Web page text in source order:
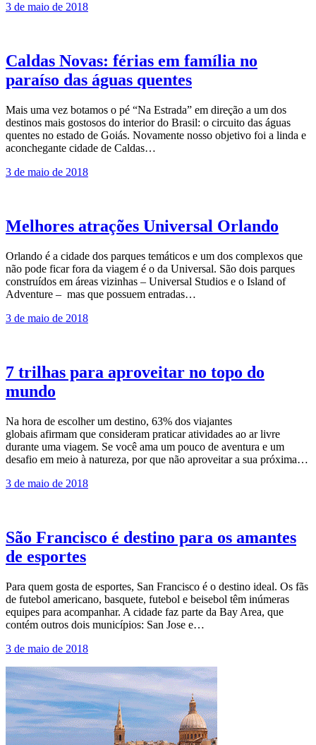
3 de maio de 2018
Caldas Novas: férias em família no
paraíso das águas quentes
Mais uma vez botamos o pé “Na Estrada” em direção a um dos
destinos mais gostosos do interior do Brasil: o circuito das águas
quentes no estado de Goiás. Novamente nosso objetivo foi a linda e
aconchegante cidade de Caldas…
3 de maio de 2018
Melhores atrações Universal Orlando
Orlando é a cidade dos parques temáticos e um dos complexos que
não pode ficar fora da viagem é o da Universal. São dois parques
construídos em áreas vizinhas – Universal Studios e o Island of
Adventure – mas que possuem entradas…
3 de maio de 2018
7 trilhas para aproveitar no topo do
mundo
Na hora de escolher um destino, 63% dos viajantes
globais afirmam que consideram praticar atividades ao ar livre
durante uma viagem. Se você ama um pouco de aventura e um
desafio em meio à natureza, por que não aproveitar a sua próxima…
3 de maio de 2018
São Francisco é destino para os amantes
de esportes
Para quem gosta de esportes, San Francisco é o destino ideal. Os fãs
de futebol americano, basquete, futebol e beisebol têm inúmeras
equipes para acompanhar. A cidade faz parte da Bay Area, que
contém outros dois municípios: San Jose e…
3 de maio de 2018